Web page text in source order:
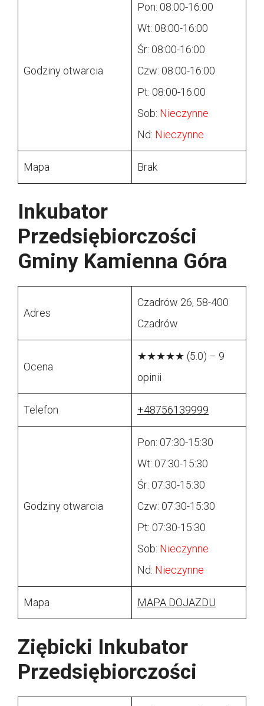
Godziny otwarcia
Pon: 08:00-16:00
Wt: 08:00-16:00
Śr: 08:00-16:00
Czw: 08:00-16:00
Pt: 08:00-16:00
Sob: Nieczynne
Nd: Nieczynne
Mapa Brak
Inkubator
Przedsiębiorczości
Gminy Kamienna Góra
Adres
Czadrów 26, 58-400
Czadrów
Ocena
★★★★★ (5.0) – 9
opinii
Telefon +48756139999
Godziny otwarcia
Pon: 07:30-15:30
Wt: 07:30-15:30
Śr: 07:30-15:30
Czw: 07:30-15:30
Pt: 07:30-15:30
Sob: Nieczynne
Nd: Nieczynne
Mapa MAPA DOJAZDU
Ziębicki Inkubator
Przedsiębiorczości